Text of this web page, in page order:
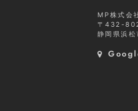
MP株式会
〒432-
静岡県浜